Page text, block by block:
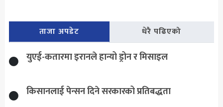
ताजा अपडेट धेरै पढिएको
युएई-कतारमा इरानले हान्यो ड्रोन र मिसाइल
किसानलाई पेन्सन दिने सरकारको प्रतिबद्धता